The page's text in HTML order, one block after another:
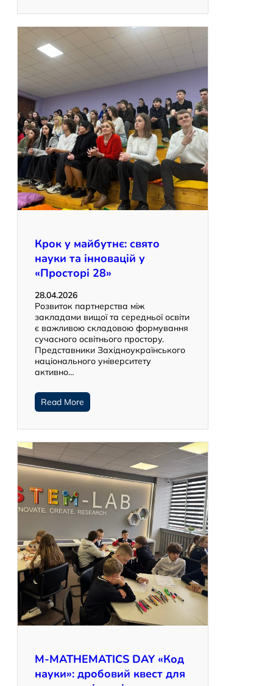
Крок у майбутнє: свято
науки та інновацій у
«Просторі 28»
28.04.2026
Розвиток партнерства між
закладами вищої та середньої освіти
є важливою складовою формування
сучасного освітнього простору.
Представники Західноукраїнського
національного університету
активно…
Read More
M-MATHEMATICS DAY «Код
науки»: дробовий квест для